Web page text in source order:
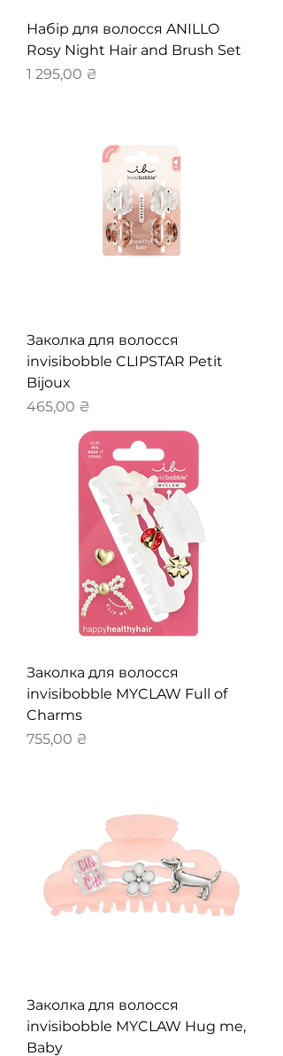
Набір для волосся ANILLO
Rosy Night Hair and Brush Set
Ціна
1 295,00 ₴
Заколка для волосся
invisibobble CLIPSTAR Petit
Bijoux
Ціна
465,00 ₴
Заколка для волосся
invisibobble MYCLAW Full of
Charms
Ціна
755,00 ₴
Заколка для волосся
invisibobble MYCLAW Hug me,
Baby